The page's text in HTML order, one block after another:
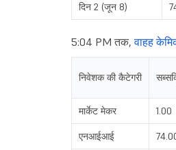
दिन 2 (जून 8)
5:04 PM तक,वाहह
निवेशक की कैटेगरी
मार्केट मेकर 1.00
एनआईआई